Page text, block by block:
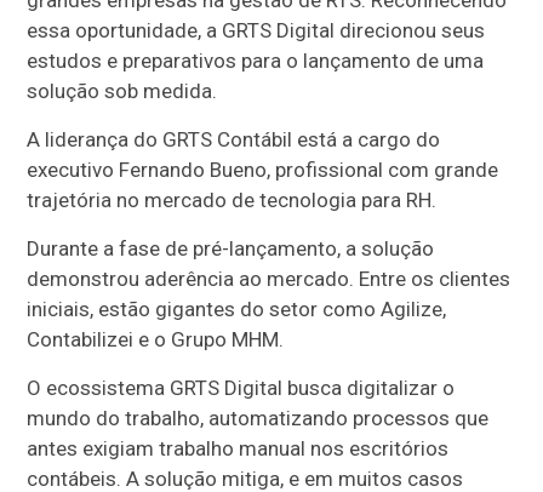
essa oportunidade, a GRTS Digital direcionou seus
estudos e preparativos para o lançamento de uma
solução sob medida.
A liderança do GRTS Contábil está a cargo do
executivo Fernando Bueno, profissional com grande
trajetória no mercado de tecnologia para RH.
Durante a fase de pré-lançamento, a solução
demonstrou aderência ao mercado. Entre os clientes
iniciais, estão gigantes do setor como Agilize,
Contabilizei e o Grupo MHM.
O ecossistema GRTS Digital busca digitalizar o
mundo do trabalho, automatizando processos que
antes exigiam trabalho manual nos escritórios
contábeis. A solução mitiga, e em muitos casos